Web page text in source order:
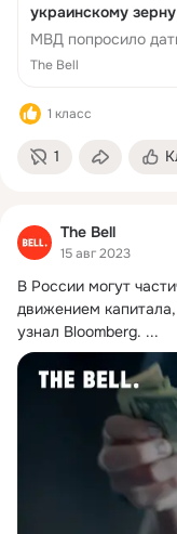
украинскому
новое о пожаре в
МВД попросило
The Bell
1 класс
1
The Bell
15 авг 2023
В России могут
движением
узнал Bloomberg. ...